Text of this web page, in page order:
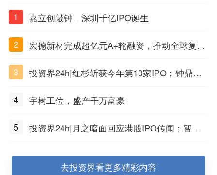
1 嘉立创敲钟，深圳千亿IPO诞生
2
宏德新材完成超亿元A+轮融资，推动全球复合
3
投资界24h|红杉斩获今年第10家IPO；钟鼎投
水
4 宇树工位，盛产千万富豪
5
投资界24h|月之暗面回应港股IPO传闻；智元
去投资界看更多精彩内容